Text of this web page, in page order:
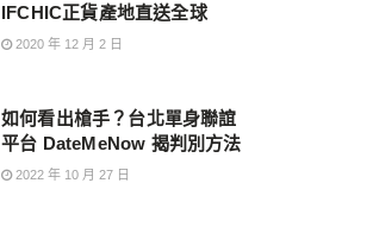
IFCHIC正貨產地直送全球
2020 年 12 月 2 日
如何看出槍手？台北單身聯誼
平台 DateMeNow 揭判別方法
2022 年 10 月 27 日